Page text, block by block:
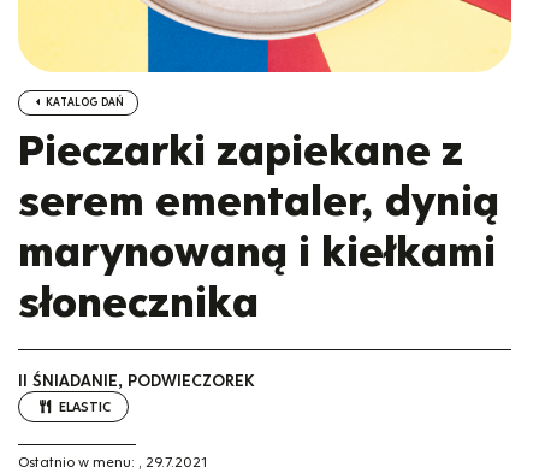
KATALOG DAŃ
Pieczarki zapiekane z
serem ementaler, dynią
marynowaną i kiełkami
słonecznika
II ŚNIADANIE, PODWIECZOREK
ELASTIC
Ostatnio w menu: , 29.7.2021